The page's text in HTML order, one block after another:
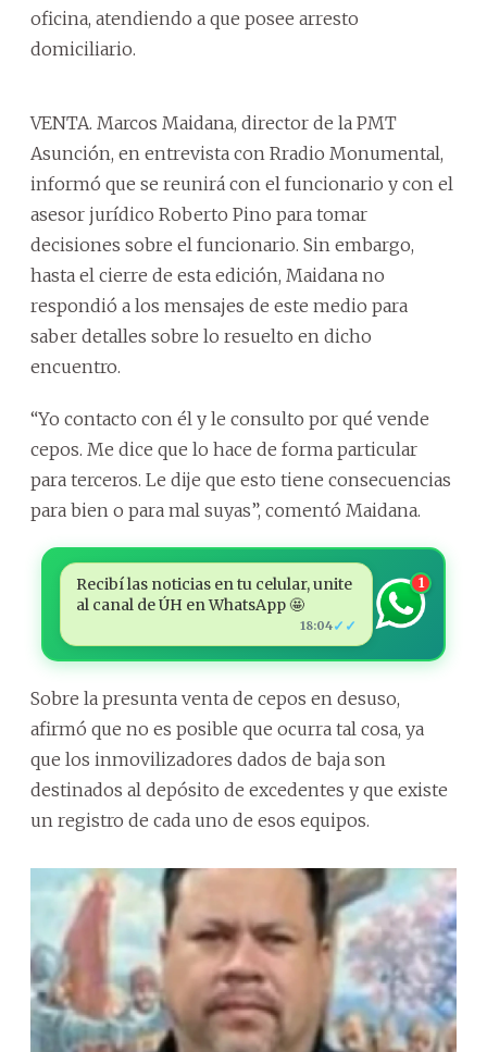
oficina, atendiendo a que posee arresto
domiciliario.
VENTA. Marcos Maidana, director de la PMT
Asunción, en entrevista con Rradio Monumental,
informó que se reunirá con el funcionario y con el
asesor jurídico Roberto Pino para tomar
decisiones sobre el funcionario. Sin embargo,
hasta el cierre de esta edición, Maidana no
respondió a los mensajes de este medio para
saber detalles sobre lo resuelto en dicho
encuentro.
“Yo contacto con él y le consulto por qué vende
cepos. Me dice que lo hace de forma particular
para terceros. Le dije que esto tiene consecuencias
para bien o para mal suyas”, comentó Maidana.
Recibí las noticias en tu celular, unite
al canal de ÚH en WhatsApp 🤩
18:04✓✓
1
Sobre la presunta venta de cepos en desuso,
afirmó que no es posible que ocurra tal cosa, ya
que los inmovilizadores dados de baja son
destinados al depósito de excedentes y que existe
un registro de cada uno de esos equipos.